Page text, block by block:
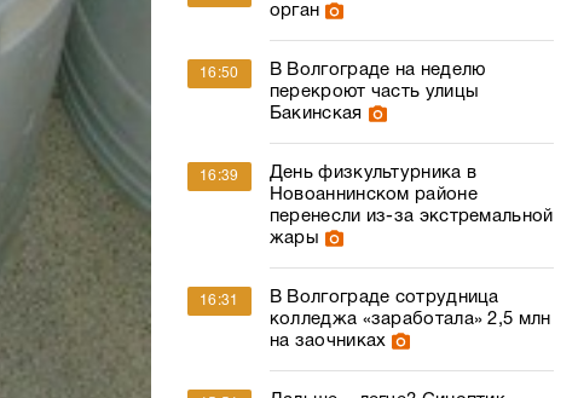
орган
16:50
В Волгограде на неделю
перекроют часть улицы
Бакинская
16:39
День физкультурника в
Новоаннинском районе
перенесли из-за экстремальной
жары
16:31
В Волгограде сотрудница
колледжа «заработала» 2,5 млн
на заочниках